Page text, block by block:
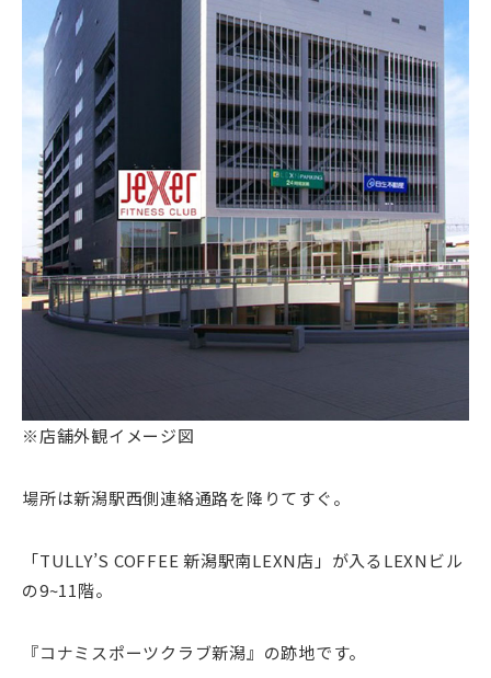
※店舗外観イメージ図
場所は新潟駅西側連絡通路を降りてすぐ。
「TULLY’S COFFEE 新潟駅南LEXN店」が入るLEXNビル
の9~11階。
『コナミスポーツクラブ新潟』の跡地です。